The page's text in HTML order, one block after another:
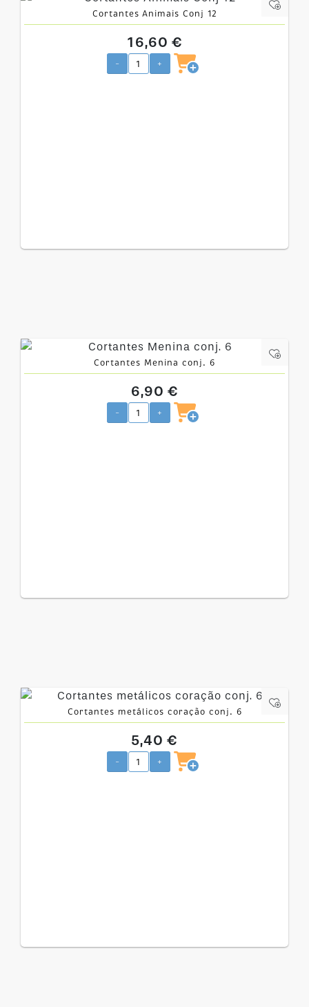
Cortantes Animais Conj 12
16,60 €
- +
Cortantes Menina conj. 6
6,90 €
- +
Cortantes metálicos coração conj. 6
5,40 €
- +